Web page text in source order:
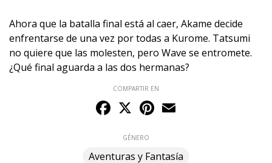
Ahora que la batalla final está al caer, Akame decide
enfrentarse de una vez por todas a Kurome. Tatsumi
no quiere que las molesten, pero Wave se entromete.
¿Qué final aguarda a las dos hermanas?
COMPARTIR EN
Facebook
X Pinterest
GÉNERO
Aventuras y Fantasía